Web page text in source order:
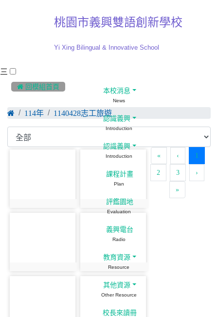
:::
 回模組首頁
114年 1140428志工旅遊
« ‹ 1
2 3 ›
»
桃園市義興雙語創新學校
Yi Xing Bilingual & Innovative School
三
本校消息
News
認識義興
Introduction
認識義興
Introduction
課程計畫
Plan
評鑑園地
Evaluation
義興電台
Radio
教育資源
Resource
其他資源
Other Resource
校長來讀冊